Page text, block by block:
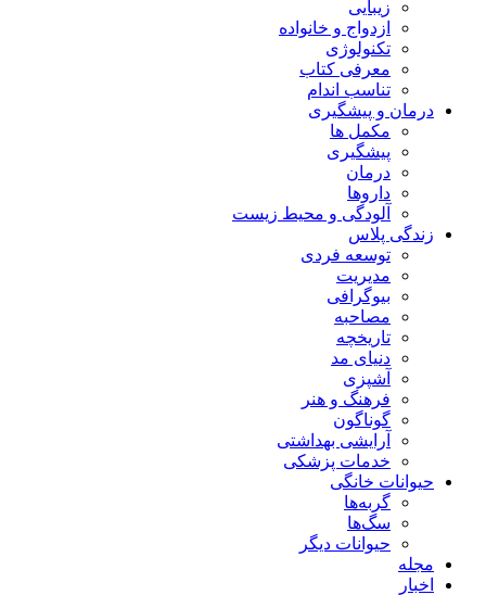
زیبایی
ازدواج و خانواده
تکنولوژی
معرفی کتاب
تناسب اندام
درمان و پیشگیری
مکمل ها
پیشگیری
درمان
داروها
آلودگی و محیط زیست
زندگی پلاس
توسعه فردی
مدیریت
بیوگرافی
مصاحبه
تاریخچه
دنیای مد
آشپزی
فرهنگ و هنر
گوناگون
آرایشی بهداشتی
خدمات پزشکی
حیوانات خانگی
گربه‌ها
سگ‌ها
حیوانات دیگر
مجله
اخبار